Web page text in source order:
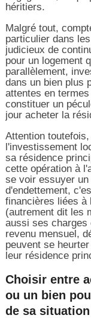
héritiers.
Malgré tout,
particulier dans
judicieux de
pour un logement
parallèlement,
dans un bien plus
attentes en
constituer un
jour acheter la
Attention
l'investissement
sa résidence
cette opération à
se voir essuyer
d'endettement,
financières liées à
(autrement dit les
aussi ses charges
revenu mensuel,
peuvent se
leur résidence
Choisir entre
ou un bien
de sa situation